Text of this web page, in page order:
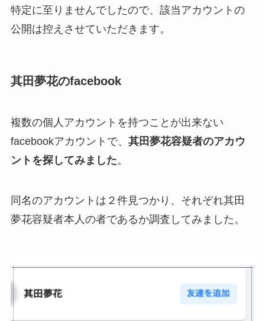
特定に至りませんでしたので、該当アカウントの
公開は控えさせていただきます。
其田夢花のfacebook
複数の個人アカウントを持つことが出来ない
facebookアカウントで、 其田夢花容疑者のアカウ
ントを探してみました。
同名のアカウントは２件見つかり、それぞれ其田
夢花容疑者本人の者であるか調査してみました。